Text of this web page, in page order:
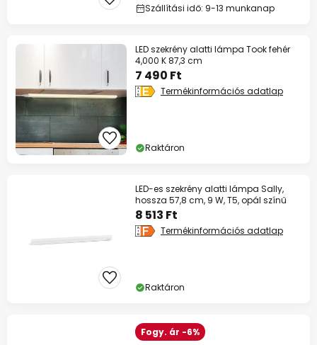
Szállítási idő: 9-13 munkanap
LED szekrény alatti lámpa Took fehér
4,000 K 87,3 cm
7 490 Ft
Termékinformációs adatlap
Raktáron
LED-es szekrény alatti lámpa Sally,
hossza 57,8 cm, 9 W, T5, opál színű
8 513 Ft
Termékinformációs adatlap
Raktáron
Fogy. ár -6%